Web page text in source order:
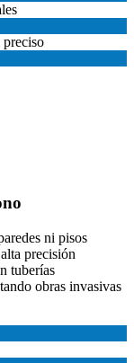
preciso
ni pisos
precisión
tuberías
obras invasivas